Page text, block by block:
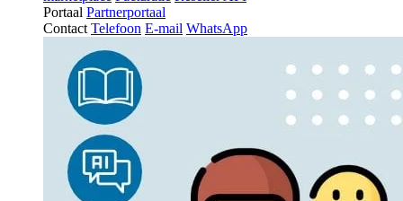
Portaal Partnerportaal
Contact Telefoon E-mail WhatsApp